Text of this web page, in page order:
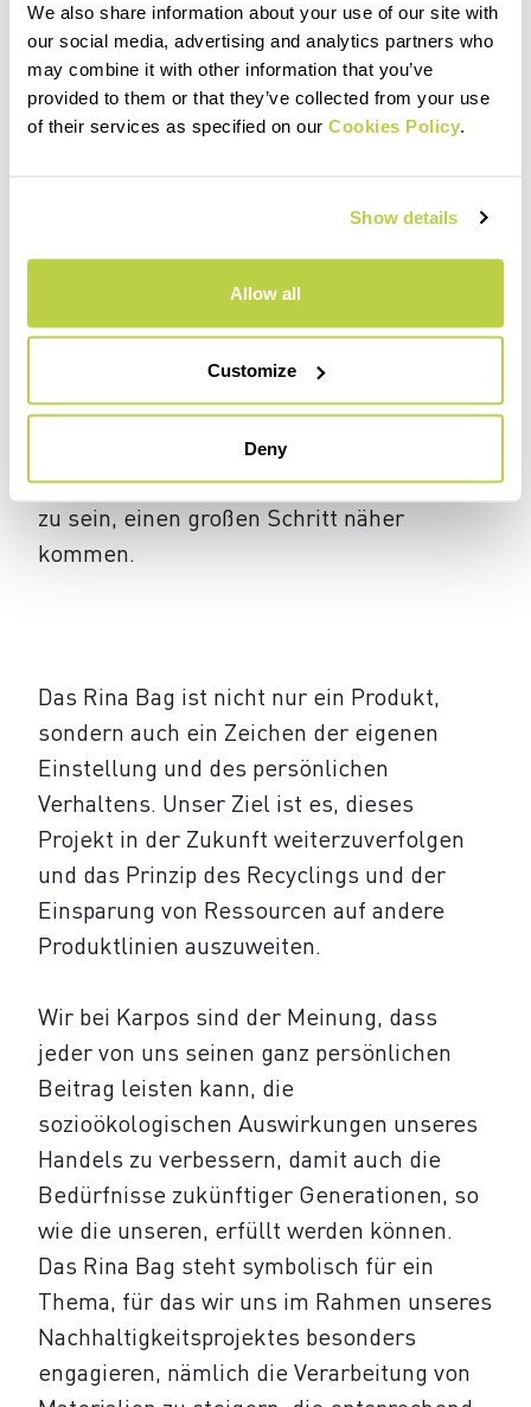
We also share information about your use of our site with
our social media, advertising and analytics partners who
may combine it with other information that you’ve
provided to them or that they’ve collected from your use
of their services as specified on our Cookies Policy
Show details
Allow all
Customize
Deny
Materialien aus unserem Lager verarbeitet,
die eigentlich zur Vernichtung vorgesehen
waren, und haben versucht, diese
weiterzuverwenden, indem wir daraus
Rohstoffe aufwerten und recyceln. Genau
genommen sprechen wir hier von der
Wiederverwertung von 700 Metern Stoff,
6.000 Metern Elastikkordeln und 2.000
recycelten Etiketten. Diese Zahlen, die in
Zukunft weiter steigen sollen,
unterstreichen bereits heute, dass wir
unserem Ziel, ein Vorbild für Nachhaltigkeit
zu sein, einen großen Schritt näher
kommen.
Das Rina Bag ist nicht nur ein Produkt,
sondern auch ein Zeichen der eigenen
Einstellung und des persönlichen
Verhaltens. Unser Ziel ist es, dieses
Projekt in der Zukunft weiterzuverfolgen
und das Prinzip des Recyclings und der
Einsparung von Ressourcen auf andere
Produktlinien auszuweiten.
Wir bei Karpos sind der Meinung, dass
jeder von uns seinen ganz persönlichen
Beitrag leisten kann, die
sozioökologischen Auswirkungen unseres
Handels zu verbessern, damit auch die
Bedürfnisse zukünftiger Generationen, so
wie die unseren, erfüllt werden können.
Das Rina Bag steht symbolisch für ein
Thema, für das wir uns im Rahmen unseres
Nachhaltigkeitsprojektes besonders
engagieren, nämlich die Verarbeitung von